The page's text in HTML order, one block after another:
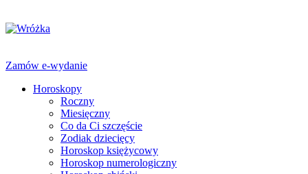
Zamów e-wydanie
Horoskopy
Roczny
Miesięczny
Co da Ci szczęście
Zodiak dziecięcy
Horoskop księżycowy
Horoskop numerologiczny